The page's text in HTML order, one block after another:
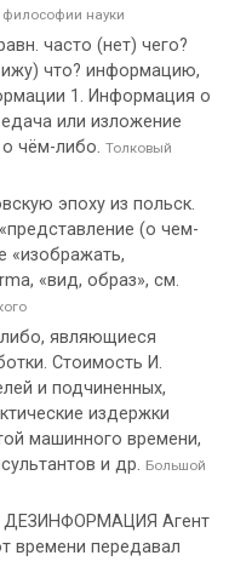
науки
часто (нет) чего?
что? информацию,
1. Информация о
или изложение
чём-либо. Толковый
эпоху из польск.
(о чем-
«изображать,
«вид, образ», см.
являющиеся
Стоимость И.
и подчиненных,
издержки
машинного времени,
и др. Большой
Агент
времени передавал